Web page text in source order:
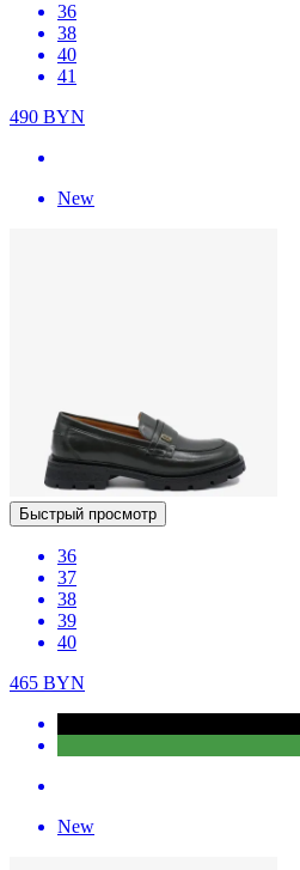
36
38
40
41
490 BYN
New
Быстрый просмотр
36
37
38
39
40
465 BYN
New